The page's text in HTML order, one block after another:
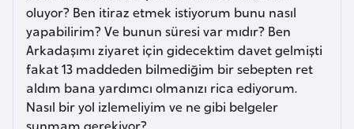
l
e
r
i
oluyor? Ben itiraz etmek istiyorum bunu nasıl
yapabilirim? Ve bunun süresi var mıdır? Ben
Arkadaşımı ziyaret için gidecektim davet gelmişti
fakat 13 maddeden bilmediğim bir sebepten ret
aldım bana yardımcı olmanızı rica ediyorum.
Nasıl bir yol izlemeliyim ve ne gibi belgeler
sunmam gerekiyor?
A
z
e
r